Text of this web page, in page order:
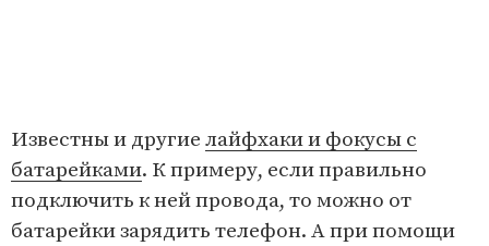
Известны и другие лайфхаки и фокусы с
батарейками. К примеру, если правильно
подключить к ней провода, то можно от
батарейки зарядить телефон. А при помощи